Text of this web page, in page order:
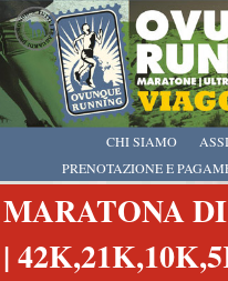
CHI SIAMO
PRENOTAZIONE E
MARATONA
|